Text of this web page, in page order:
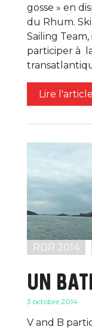
gosse » en
du Rhum.
Sailing
participer à
Lire
RDR 2014
UN
3 octobre 2014
V and B